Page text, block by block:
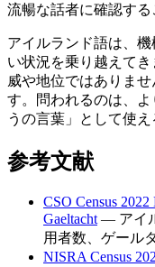
流暢な話者に確認する
アイルランド語は、
い状況を乗り越えて
威や地位ではありま
す。問われるのは、
うの言葉」として使
参考文献
CSO Census
Gaeltacht — アイ
用者数、ゲール
NISRA Census